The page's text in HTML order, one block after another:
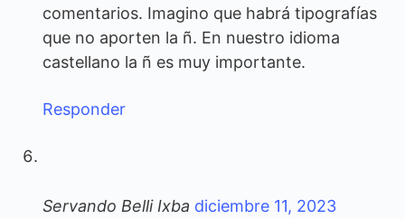
comentarios. Imagino que habrá tipografías
que no aporten la ñ. En nuestro idioma
castellano la ñ es muy importante.
Responder
Servando Belli Ixba diciembre 11, 2023